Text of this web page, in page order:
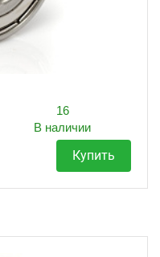
16
В наличии
Купить